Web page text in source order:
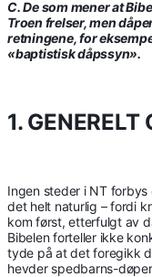
C. De som mener at
Troen frelser, men
retningene, for
«baptistisk dåpssyn».
1.
Ingen steder i NT
det helt naturlig – fordi
kom først, etterfulgt av
Bibelen forteller ikke
tyde på at det foregikk
hevder spedbarns-